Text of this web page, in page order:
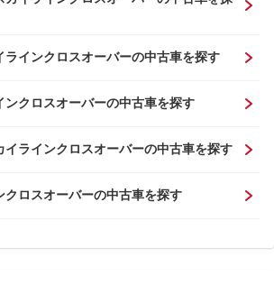
ラインクロスオーバーの中古車を探す
ンクロスオーバーの中古車を探す
イラインクロスオーバーの中古車を探す
クロスオーバーの中古車を探す